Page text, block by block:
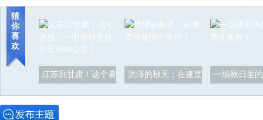
»
猜
你
喜
欢
江苏到甘肃！这个暑 洪泽的秋天：在速度 一场秋日里